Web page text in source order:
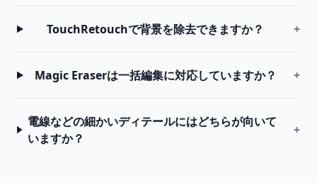
TouchRetouchで背景を除去できますか？ +
Magic Eraserは一括編集に対応していますか？ +
電線などの細かいディテールにはどちらが向いて
いますか？
+